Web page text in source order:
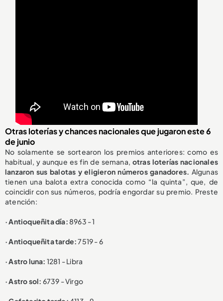
Otras loterías y chances nacionales que jugaron este 6
de junio
No solamente se sortearon los premios anteriores: como es
habitual, y aunque es fin de semana, otras loterías nacionales
lanzaron sus balotas y eligieron números ganadores. Algunas
tienen una balota extra conocida como “la quinta”, que, de
coincidir con sus números, podría engordar su premio. Preste
atención:
· Antioqueñita día: 8963 - 1
· Antioqueñita tarde:7519 - 6
· Astro luna: 1281 - Libra
· Astro sol: 6739 - Virgo